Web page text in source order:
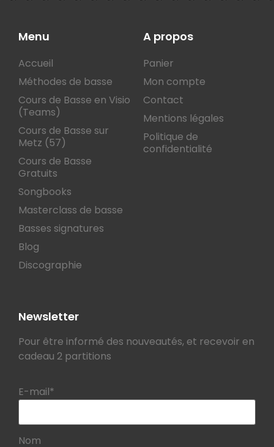
Menu
Accueil
Méthodes de basse
Cours de Basse en Visio
(Teams)
Cours de Basse sur
Metz (57)
Cours de Basse
Gratuits
Songbooks
Masterclass de basse
Basses signatures
Blog
Discographie
A propos
Panier
Mon compte
Contact
Mentions légales
Politique de
confidentialité
Newsletter
Pour être informé des nouveautés, et recevoir en
cadeau 2 partitions
E-mail*
Nom